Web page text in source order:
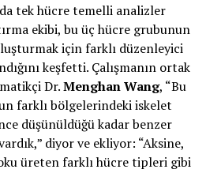
tek hücre temelli analizler
ekibi, bu üç hücre grubunun
için farklı düzenleyici
keşfetti. Çalışmanın ortak
Dr.Menghan Wang, “Bu
farklı bölgelerindeki iskelet
düşünüldüğü kadar benzer
diyor ve ekliyor: “Aksine,
üreten farklı hücre tipleri gibi